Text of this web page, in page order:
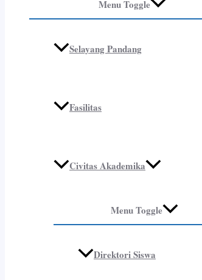
Menu Toggle
Selayang Pandang
Fasilitas
Civitas Akademika
Menu Toggle
Direktori Siswa